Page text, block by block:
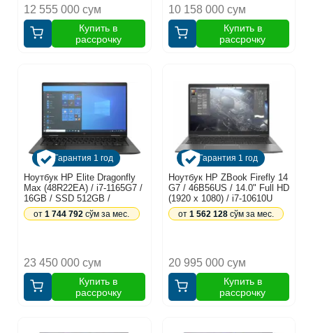
12 555 000 сум
Купить в
рассрочку
10 158 000 сум
Купить в
рассрочку
Гарантия 1 год
Ноутбук HP Elite Dragonfly
Max (48R22EA) / i7-1165G7 /
16GB / SSD 512GB /
Windows 10 Pro / Touch
13.3", черный
23 450 000 сум
от1 744 792 сўм за мес.
Купить в
рассрочку
Гарантия 1 год
Ноутбук HP ZBook Firefly 14
G7 / 46B56US / 14.0" Full HD
(1920 x 1080) / i7-10610U
(1.8-4.9ГГц) / 16ГБ 4 / 256ГБ
(SSD) / Intel® UHD Graphics
20 995 000 сум
от 1 562 128сўм за мес.
Купить в
рассрочку